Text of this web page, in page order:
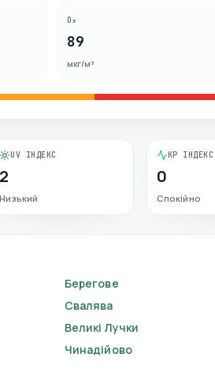
O₃
89
мкг/м³
UV ІНДЕКС
2
Низький
KP ІНДЕКС
0
Спокійно
Берегове
Свалява
Великі Лучки
Чинадійово